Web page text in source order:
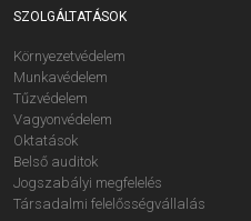
SZOLGÁLTATÁSOK
Környezetvédelem
Munkavédelem
Tűzvédelem
Vagyonvédelem
Oktatások
Belső auditok
Jogszabályi megfelelés
Társadalmi felelősségvállalás